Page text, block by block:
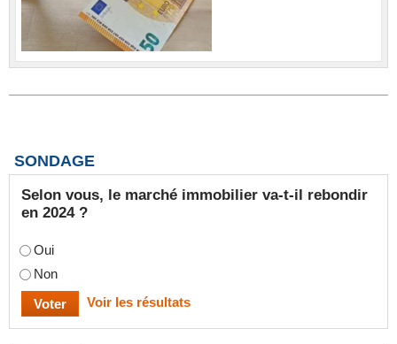
SONDAGE
Selon vous, le marché immobilier va-t-il rebondir
en 2024 ?
Oui
Non
Voir les résultats